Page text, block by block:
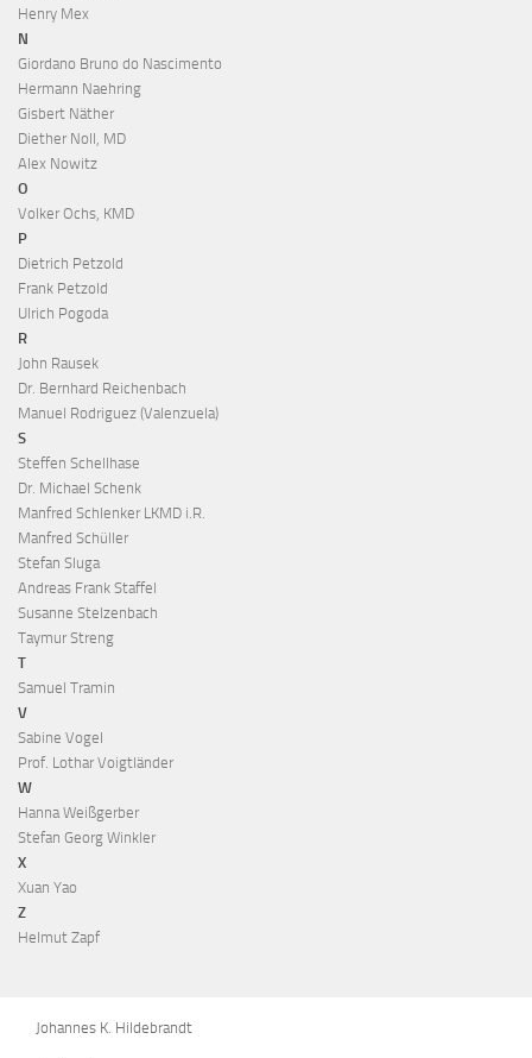
Johannes K. Hildebrandt
Henry Mex
N
Giordano Bruno do Nascimento
Hermann Naehring
Gisbert Näther
Diether Noll, MD
Alex Nowitz
O
Volker Ochs, KMD
P
Dietrich Petzold
Frank Petzold
Ulrich Pogoda
R
John Rausek
Dr. Bernhard Reichenbach
Manuel Rodriguez (Valenzuela)
S
Steffen Schellhase
Dr. Michael Schenk
Manfred Schlenker LKMD i.R.
Manfred Schüller
Stefan Sluga
Andreas Frank Staffel
Susanne Stelzenbach
Taymur Streng
T
Samuel Tramin
V
Sabine Vogel
Prof. Lothar Voigtländer
W
Hanna Weißgerber
Stefan Georg Winkler
X
Xuan Yao
Z
Helmut Zapf